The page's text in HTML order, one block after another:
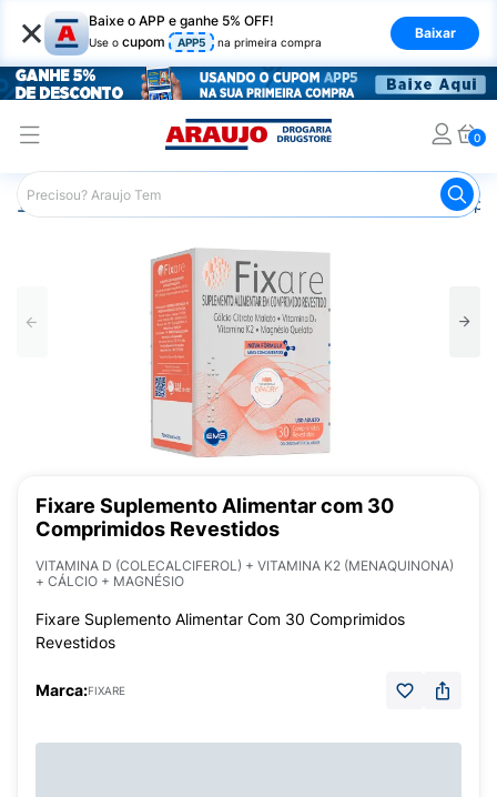
× Baixe o APP e ganhe 5% OFF!
Use o cupom APP5 na primeira compra
Baixar
0
Araujo Medicamentos Remédio
Fixare Suplemento Alimentar com 30
Comprimidos Revestidos
VITAMINA D (COLECALCIFEROL) + VITAMINA K2 (MENAQUINONA)
+ CÁLCIO + MAGNÉSIO
Fixare Suplemento Alimentar Com 30 Comprimidos
Revestidos
Marca:FIXARE